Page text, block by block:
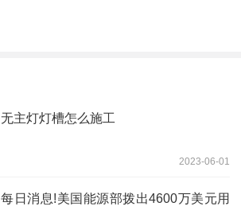
无主灯灯槽怎么施工
2023-06-01
每日消息!美国能源部拨出4600万美元用